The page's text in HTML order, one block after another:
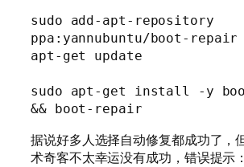
sudo add-apt-repository
ppa:yannubuntu/boot-repair
apt-get update
sudo apt-get install -y
&& boot-repair
据说好多人选择自动修复都成功了，
术奇客不太幸运没有成功，错误提示：